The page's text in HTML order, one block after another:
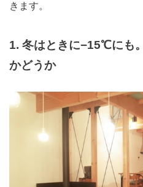
きます。
1. 冬はときに−15℃にも
かどうか